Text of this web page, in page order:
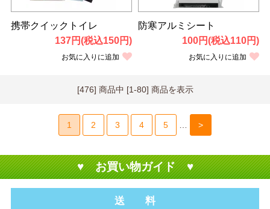
携帯クイックトイレ
137円(税込150円)
お気に入りに追加
防寒アルミシート
100円(税込110円)
お気に入りに追加
[476] 商品中 [1-80] 商品を表示
1 2 3 4 5 >
♥ お買い物ガイド ♥
送 料